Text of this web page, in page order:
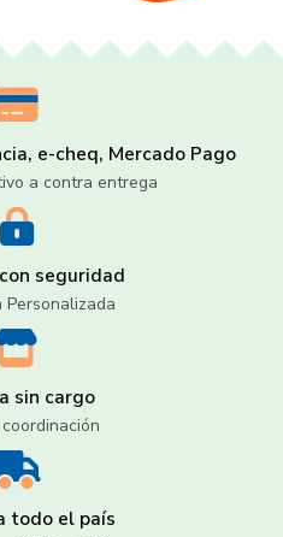
e-cheq, Mercado Pago
a contra entrega
seguridad
Personalizada
sin cargo
todo el país